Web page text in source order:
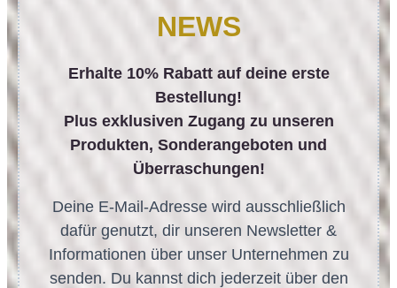
NEWS
Erhalte 10% Rabatt auf deine erste
Bestellung!
Plus exklusiven Zugang zu unseren
Produkten, Sonderangeboten und
Überraschungen!
Deine E-Mail-Adresse wird ausschließlich
dafür genutzt, dir unseren Newsletter &
Informationen über unser Unternehmen zu
senden. Du kannst dich jederzeit über den